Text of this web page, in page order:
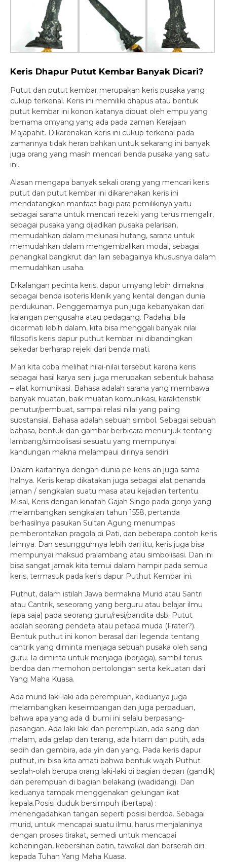
Keris Dhapur Putut Kembar Banyak Dicari?
Putut dan putut kembar merupakan keris pusaka yang
cukup terkenal. Keris ini memiliki dhapus atau bentuk
putut kembar ini konon katanya dibuat oleh empu yang
bernama omyang yang ada pada zaman Kerajaan
Majapahit. Dikarenakan keris ini cukup terkenal pada
zamannya tidak heran bahkan untuk sekarang ini banyak
juga orang yang masih mencari benda pusaka yang satu
ini.
Alasan mengapa banyak sekali orang yang mencari keris
putut dan putut kembar ini dikarenakan keris ini
mendatangkan manfaat bagi para pemilikinya yaitu
sebagai sarana untuk mencari rezeki yang terus mengalir,
sebagai pusaka yang dijadikan pusaka pelarisan,
memudahkan dalam melunasi hutang, sarana untuk
memudahkan dalam mengembalikan modal, sebagai
penangkal bangkrut dan lain sebagainya khususnya dalam
memudahkan usaha.
Dikalangan pecinta keris, dapur umyang lebih dimaknai
sebagai benda isoteris klenik yang kental dengan dunia
perdukunan. Penggemarnya pun juga kebanyakan dari
kalangan pengusaha atau pedagang. Padahal bila
dicermati lebih dalam, kita bisa menggali banyak nilai
filosofis keris dapur puthut kembar ini dibandingkan
sekedar berharap rejeki dari benda mati.
Mari kita coba melihat nilai-nilai tersebut karena keris
sebagai hasil karya seni juga merupakan sebentuk bahasa
– alat komunikasi. Bahasa adalah sarana yang membawa
banyak muatan, baik muatan komunikasi, karakteristik
penutur/pembuat, sampai relasi nilai yang paling
substansial. Bahasa adalah sebuah simbol. Sebagai sebuah
bahasa, bentuk dan gambar berbicara menunjuk tentang
lambang/simbolisasi sesuatu yang mempunyai
kandungan makna melampaui dirinya sendiri.
Dalam kaitannya dengan dunia pe-keris-an juga sama
halnya. Keris kerap dikatakan juga sebagai alat penanda
jaman / sengkalan suatu masa atau kejadian tertentu.
Misal, Keris dengan kinatah Gajah Singo pada gonjo yang
melambangkan sengkalan tahun 1558, pertanda
berhasilnya pasukan Sultan Agung menumpas
pemberontakan pragola di Pati, dan beberapa contoh keris
lainnya. Dan sesungguhnya lebih dari itu, keris juga bisa
mempunyai maksud pralambang atau simbolisasi. Dan ini
bisa sangat jamak kita temui dalam hampir pada semua
keris, termasuk pada keris dapur Puthut Kembar ini.
Puthut, dalam istilah Jawa bermakna Murid atau Santri
atau Cantrik, seseorang yang berguru atau belajar ilmu
(apa saja) pada seorang guru/resi/pandita dsb. Putut
adalah seorang pendeta atau petapa muda (Frater?).
Bentuk puthut ini konon berasal dari legenda tentang
cantrik yang diminta menjaga sebuah pusaka oleh sang
guru. Ia diminta untuk menjaga (berjaga), sambil terus
berdoa dan memohon pertolongan serta kekuatan dari
Yang Maha Kuasa.
Ada murid laki-laki ada perempuan, keduanya juga
melambangkan keseimbangan dan juga perpaduan,
bahwa apa yang ada di bumi ini selalu berpasang-
pasangan. Ada laki-laki dan perempuan, ada siang dan
malam, ada gelap dan terang, ada hitam dan putih, ada
sedih dan gembira, ada yin dan yang. Pada keris dapur
puthut, ini bisa kita amati bahwa bentuk wajah Puthut
seolah-olah berupa orang laki-laki di bagian depan (gandik)
dan perempuan di bagian belakang (wadidang). Dan
keduanya tampak menggenakan gelungan ikat
kepala.Posisi duduk bersimpuh (bertapa) :
menengadahkan tangan seperti posisi berdoa. Sebagai
murid, untuk mencapai suatu ilmu, harus menjalaninya
dengan proses tirakat, semedi untuk mencapai
keheningan, kebersihan batin, tawakal dan berserah diri
kepada Tuhan Yang Maha Kuasa.